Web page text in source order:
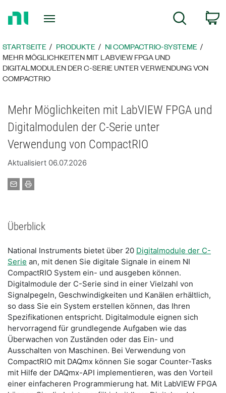
zur
Suche
STARTSEITE PRODUKTE
NI COMPACTRIO-SYSTEME
MEHR MÖGLICHKEITEN MIT LABVIEW FPGA UND
DIGITALMODULEN DER C-SERIE UNTER VERWENDUNG VON
COMPACTRIO
Mehr Möglichkeiten mit LabVIEW FPGA und
Digitalmodulen der C-Serie unter
Verwendung von CompactRIO
Aktualisiert 06.07.2026
Überblick
National Instruments bietet über 20 Digitalmodule der C-
Serie an, mit denen Sie digitale Signale in einem NI
CompactRIO System ein- und ausgeben können.
Digitalmodule der C-Serie sind in einer Vielzahl von
Signalpegeln, Geschwindigkeiten und Kanälen erhältlich,
so dass Sie ein System erstellen können, das Ihren
Spezifikationen entspricht. Digitalmodule eignen sich
hervorragend für grundlegende Aufgaben wie das
Überwachen von Zuständen oder das Ein- und
Ausschalten von Maschinen. Bei Verwendung von
CompactRIO mit DAQmx können Sie sogar Counter-Tasks
mit Hilfe der DAQmx-API implementieren, was den Vorteil
einer einfacheren Programmierung hat. Mit LabVIEW FPGA